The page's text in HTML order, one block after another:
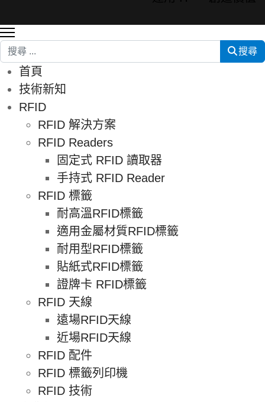
搜尋 搜尋
首頁
技術新知
RFID
RFID 解決方案
RFID Readers
固定式 RFID 讀取器
手持式 RFID Reader
RFID 標籤
耐高溫RFID標籤
適用金屬材質RFID標籤
耐用型RFID標籤
貼紙式RFID標籤
證牌卡 RFID標籤
RFID 天線
遠場RFID天線
近場RFID天線
RFID 配件
RFID 標籤列印機
RFID 技術